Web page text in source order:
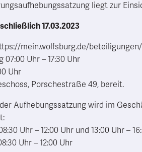
liegt zur
17.03.2023
mein.wolfsburg.de/
Uhr – 17:30 Uhr
Uhr
Porschestraße 49, bereit.
Aufhebungssatzung wird im
Uhr – 12:00 Uhr und 13:00 Uhr –
Uhr – 12:00 Uhr